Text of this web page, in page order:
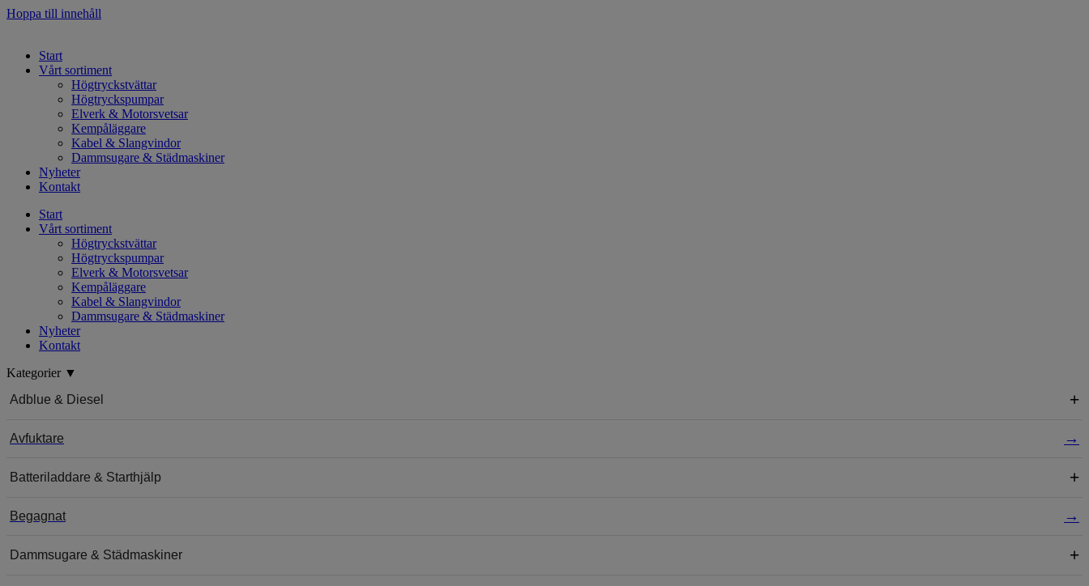
Hoppa till innehåll
Start
Vårt sortiment
Högtryckstvättar
Högtryckspumpar
Elverk & Motorsvetsar
Kempåläggare
Kabel & Slangvindor
Dammsugare & Städmaskiner
Nyheter
Kontakt
Start
Vårt sortiment
Högtryckstvättar
Högtryckspumpar
Elverk & Motorsvetsar
Kempåläggare
Kabel & Slangvindor
Dammsugare & Städmaskiner
Nyheter
Kontakt
Kategorier ▼
Adblue & Diesel
Avfuktare
Batteriladdare & Starthjälp
Begagnat
Dammsugare & Städmaskiner